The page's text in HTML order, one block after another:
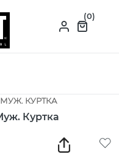
(0)
МУЖ. КУРТКА